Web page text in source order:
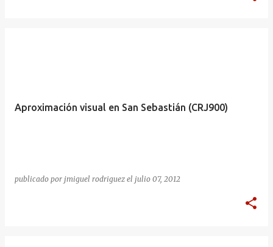
Aproximación visual en San Sebastián (CRJ900)
publicado por jmiguel rodriguez el julio 07, 2012